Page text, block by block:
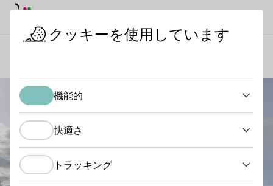
クッキーを使用しています
機能的
快適さ
トラッキング